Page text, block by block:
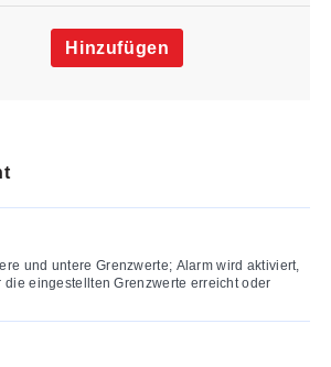
Hinzufügen
und untere Grenzwerte; Alarm wird aktiviert,
die eingestellten Grenzwerte erreicht oder